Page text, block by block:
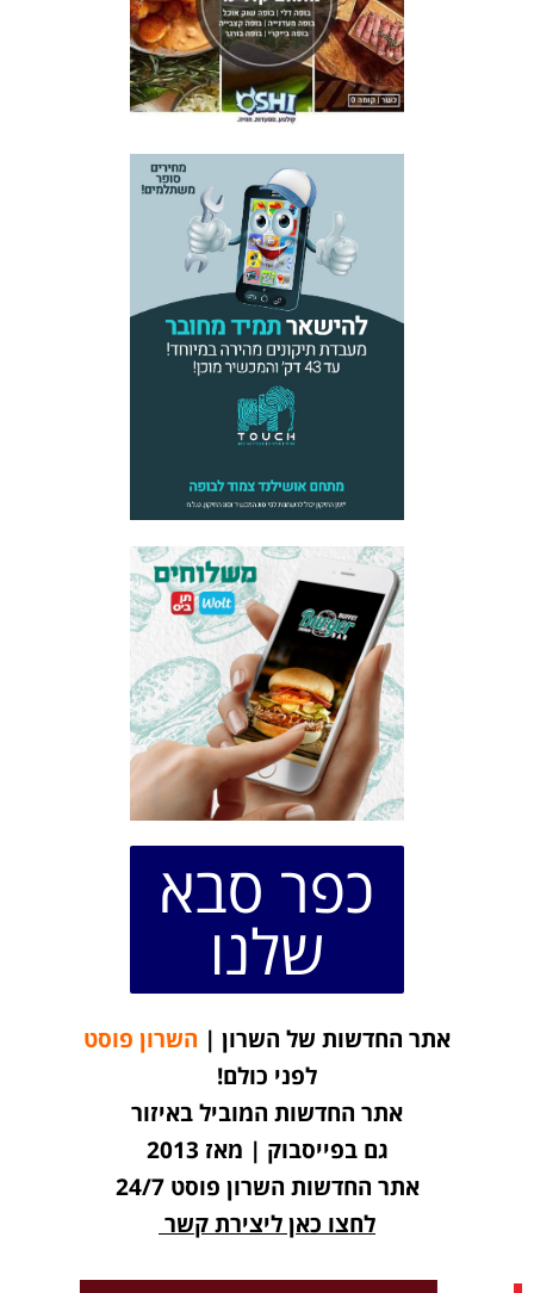
כפר סבא
שלנו
אתר החדשות של השרון | השרון פוסט
לפני כולם!
אתר החדשות המוביל באיזור
גם בפייסבוק | מאז 2013
אתר החדשות השרון פוסט 24/7
לחצו כאן ליצירת קשר